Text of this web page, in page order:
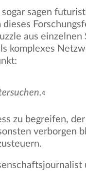
sagen
aus einzelnen
komplexes
zu begreifen,
verborgen